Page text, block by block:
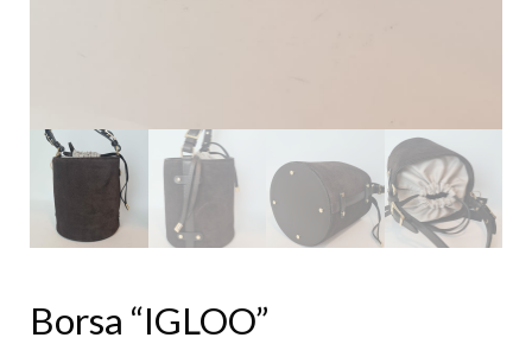
Borsa “IGLOO”